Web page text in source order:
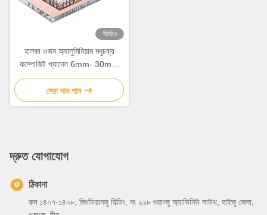
ভিডিও
হালকা ওজন অ্যালুমিনিয়াম মধুচক্র
কম্পোজিট প্যানেল 6mm- 30mm
বেধ
সেরা দাম পান
দ্রুত যোগাযোগ
ঠিকানা
রুম ১৪০৭-১৪০৮, জিংডিয়ানজু বিল্ডিং, নং ২২৮ গুয়াংজু অ্যাভিনিউ সাউথ, হাইজু জেলা,